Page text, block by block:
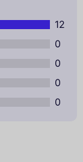
12
0
0
0
0